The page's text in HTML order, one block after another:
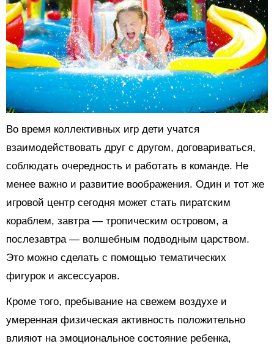
Во время коллективных игр дети учатся
взаимодействовать друг с другом, договариваться,
соблюдать очередность и работать в команде. Не
менее важно и развитие воображения. Один и тот же
игровой центр сегодня может стать пиратским
кораблем, завтра — тропическим островом, а
послезавтра — волшебным подводным царством.
Это можно сделать с помощью тематических
фигурок и аксессуаров.
Кроме того, пребывание на свежем воздухе и
умеренная физическая активность положительно
влияют на эмоциональное состояние ребенка,